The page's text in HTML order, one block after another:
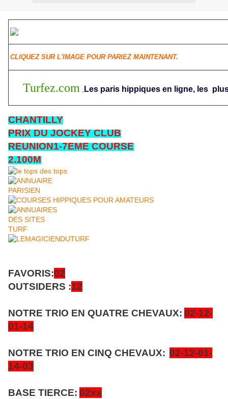
CLIQUEZ SUR L'IMAGE POUR PARIEZ MAINTENANT.
Turfez.com Les paris hippiques en ligne, les
CHANTILLY
PRIX DU JOCKEY CLUB
REUNION1-7EME COURSE
2.100M
FAVORIS:02
OUTSIDERS :12
NOTRE TRIO EN QUATRE CHEVAUX: 02-12-
01-14
NOTRE TRIO EN CINQ CHEVAUX: 02-12-01-
14-03
BASE TIERCE: 02xx